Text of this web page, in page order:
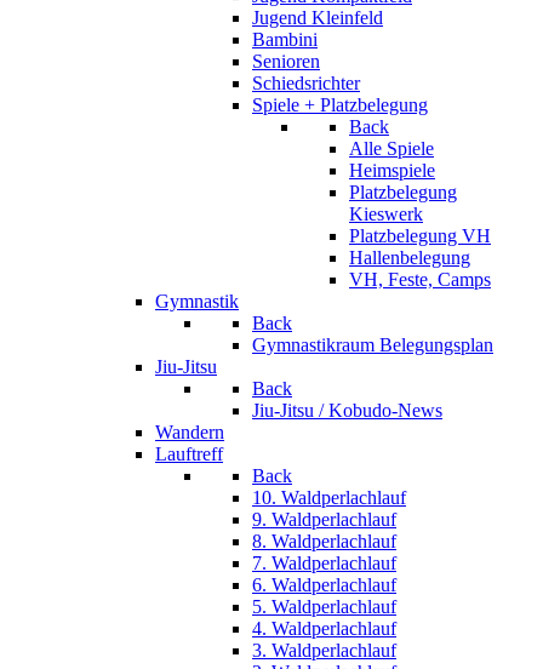
Jugend Kleinfeld
Bambini
Senioren
Schiedsrichter
Spiele + Platzbelegung
Back
Alle Spiele
Heimspiele
Platzbelegung
Kieswerk
Platzbelegung VH
Hallenbelegung
VH, Feste, Camps
Gymnastik
Back
Gymnastikraum Belegungsplan
Jiu-Jitsu
Back
Jiu-Jitsu / Kobudo-News
Wandern
Lauftreff
Back
10. Waldperlachlauf
9. Waldperlachlauf
8. Waldperlachlauf
7. Waldperlachlauf
6. Waldperlachlauf
5. Waldperlachlauf
4. Waldperlachlauf
3. Waldperlachlauf